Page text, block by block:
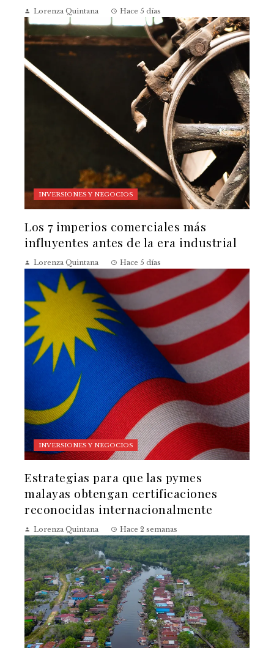
Lorenza Quintana Hace 5 días
INVERSIONES Y NEGOCIOS
Los 7 imperios comerciales más
influyentes antes de la era industrial
Lorenza Quintana Hace 5 días
INVERSIONES Y NEGOCIOS
Estrategias para que las pymes
malayas obtengan certificaciones
reconocidas internacionalmente
Lorenza Quintana Hace 2 semanas